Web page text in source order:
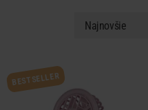
BESTSELLER